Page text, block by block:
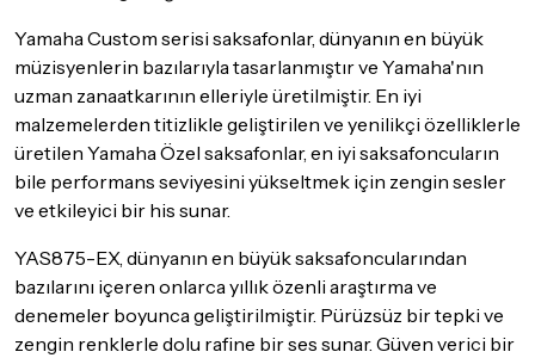
eksiksiz olması gerekmektedir. Satın almış olduğunuz ürünü
göndermeden önce mutlakaDestek ekibimiz ile iletişime
geçerek bilgi veriniz.
İade ve değişim koşulları, ürün kategorilerine göre farklılık
gösterebilir. Lütfen satın almadan önce ilgili ürünün
iade/değişim şartlarını kontrol ettiğinizden emin olun.
Detaylar içintıklayınız
Yamaha Custom serisi saksafonlar, dünyanın en büyük
müzisyenlerin bazılarıyla tasarlanmıştır ve Yamaha'nın
uzman zanaatkarının elleriyle üretilmiştir. En iyi
malzemelerden titizlikle geliştirilen ve yenilikçi özelliklerle
üretilen Yamaha Özel saksafonlar, en iyi saksafoncuların
bile performans seviyesini yükseltmek için zengin sesler
ve etkileyici bir his sunar.
YAS875-EX, dünyanın en büyük saksafoncularından
bazılarını içeren onlarca yıllık özenli araştırma ve
denemeler boyunca geliştirilmiştir. Pürüzsüz bir tepki ve
zengin renklerle dolu rafine bir ses sunar. Güven verici bir